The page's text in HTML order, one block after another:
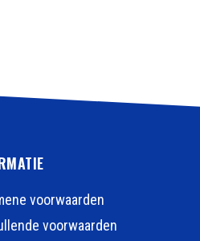
voorwaarden
voorwaarden